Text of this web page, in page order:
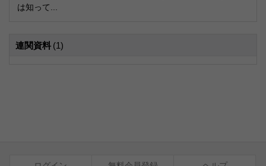
は知って...
連関資料 (1)